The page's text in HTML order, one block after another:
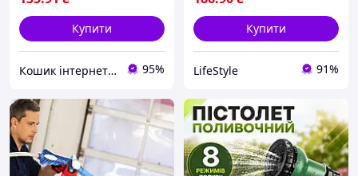
Купити
Кошик інтернет магазин 95%
Купити
LifeStyle 91%